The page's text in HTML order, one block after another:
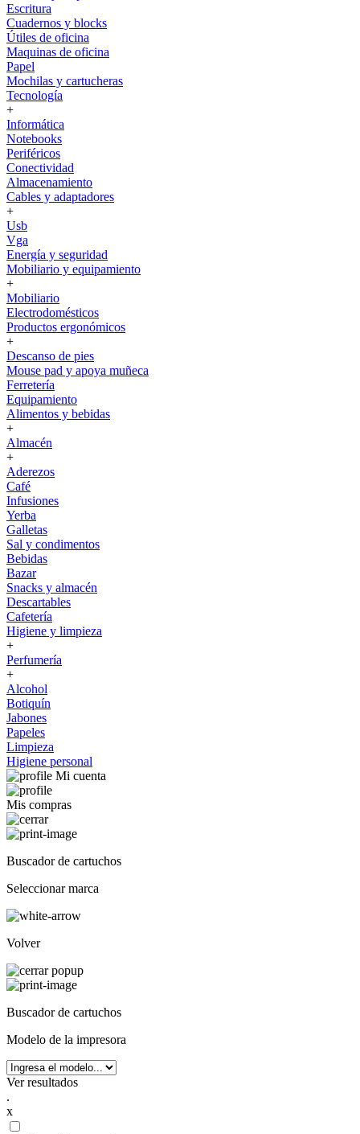
Escritura
Cuadernos y blocks
Útiles de oficina
Maquinas de oficina
Papel
Mochilas y cartucheras
Tecnología
+
Informática
Notebooks
Periféricos
Conectividad
Almacenamiento
Cables y adaptadores
+
Usb
Vga
Energía y seguridad
Mobiliario y equipamiento
+
Mobiliario
Electrodomésticos
Productos ergonómicos
+
Descanso de pies
Mouse pad y apoya muñeca
Ferretería
Equipamiento
Alimentos y bebidas
+
Almacén
+
Aderezos
Café
Infusiones
Yerba
Galletas
Sal y condimentos
Bebidas
Bazar
Snacks y almacén
Descartables
Cafetería
Higiene y limpieza
+
Perfumería
+
Alcohol
Botiquín
Jabones
Papeles
Limpieza
Higiene personal
Mi cuenta
Mis compras
Buscador de cartuchos
Seleccionar marca
Volver
Buscador de cartuchos
Modelo de la impresora
Ver resultados
.
x